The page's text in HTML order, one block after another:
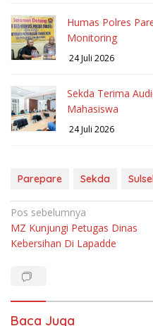
Humas Polres
Monitoring
24 Juli 2026
Sekda Terima
Mahasiswa
24 Juli 2026
Parepare Sekda Sulsel
Navigasi
pos
Pos sebelumnya
MZ Kunjungi Petugas Dinas
Kebersihan Di Lapadde
Baca Juga